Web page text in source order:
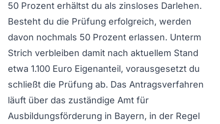
50 Prozent erhältst du als zinsloses Darlehen.
Besteht du die Prüfung erfolgreich, werden
davon nochmals 50 Prozent erlassen. Unterm
Strich verbleiben damit nach aktuellem Stand
etwa 1.100 Euro Eigenanteil, vorausgesetzt du
schließt die Prüfung ab. Das Antragsverfahren
läuft über das zuständige Amt für
Ausbildungsförderung in Bayern, in der Regel